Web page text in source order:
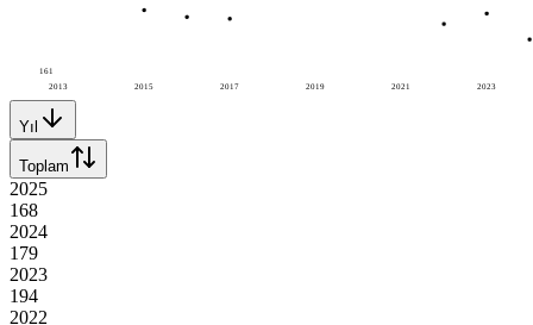
2013 2015 2017 2019 2021 2023
161
Yıl
Toplam
2025
168
2024
179
2023
194
2022